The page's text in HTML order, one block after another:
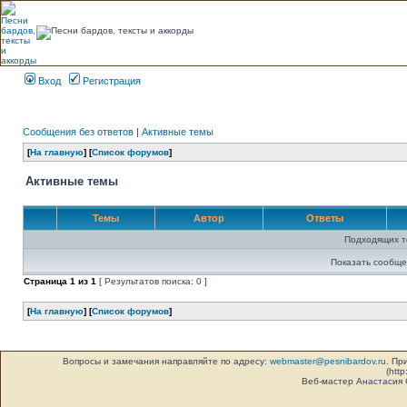
Вход Регистрация
Сообщения без ответов | Активные темы
[На главную] [Список форумов]
Активные темы
Темы Автор Ответы
Подходящих
Показать
Страница 1 из 1 [ Результатов поиска: 0 ]
[На главную] [Список форумов]
Вопросы и замечания направляйте по адресу: webmaster@pesnibardov.ru .
Веб-мастер